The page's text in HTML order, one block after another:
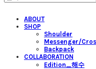
ABOUT
SHOP
Shoulder
Messenger/
Backpack
COLLABORATION
Edition_해수